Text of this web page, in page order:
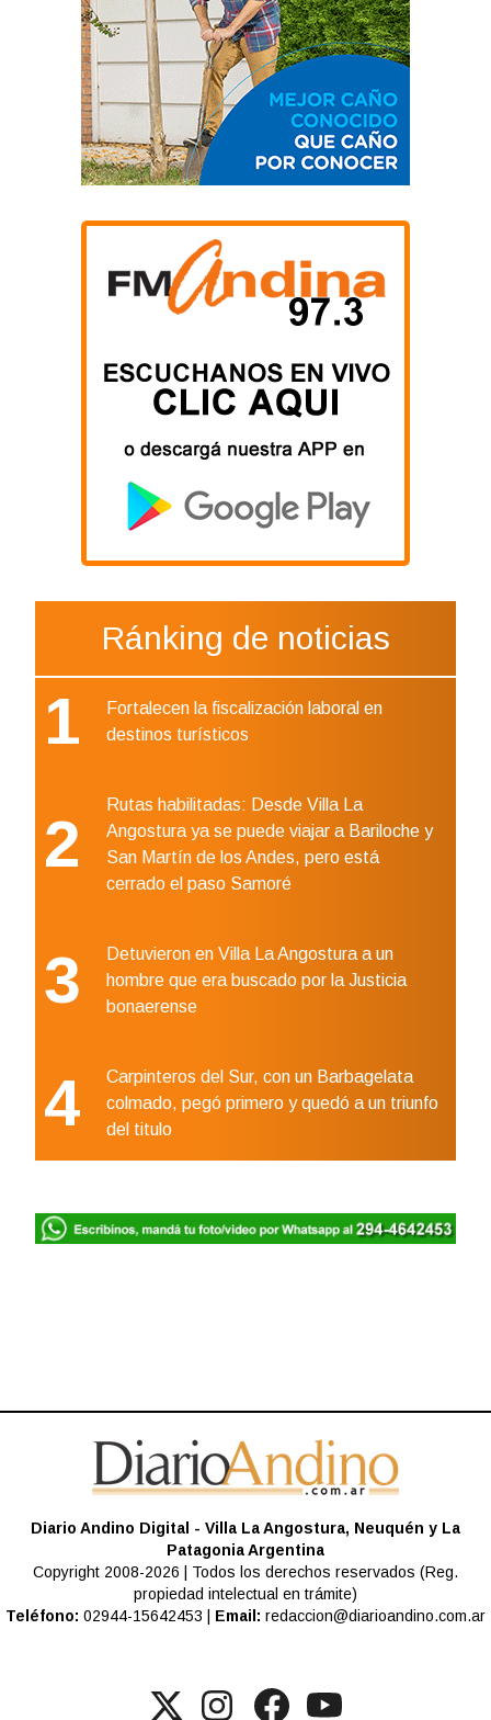
Ránking de noticias
1
Fortalecen la fiscalización laboral en
destinos turísticos
2
Rutas habilitadas: Desde Villa La
Angostura ya se puede viajar a Bariloche y
San Martín de los Andes, pero está
cerrado el paso Samoré
3
Detuvieron en Villa La Angostura a un
hombre que era buscado por la Justicia
bonaerense
4
Carpinteros del Sur, con un Barbagelata
colmado, pegó primero y quedó a un triunfo
del titulo
Diario Andino Digital - Villa La Angostura, Neuquén y La
Patagonia Argentina
Copyright 2008-2026 | Todos los derechos reservados (Reg.
propiedad intelectual en trámite)
Teléfono: 02944-15642453 | Email: redaccion@diarioandino.com.ar